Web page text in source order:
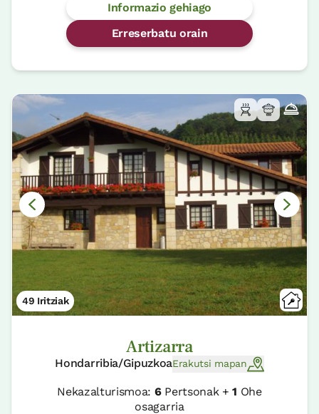
Informazio gehiago
Erreserbatu orain
49 Iritziak
Artizarra
Hondarribia/GipuzkoaErakutsi mapan
Nekazalturismoa: 6Pertsonak +1 Ohe
osagarria